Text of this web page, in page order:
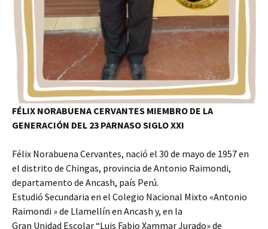
FÉLIX NORABUENA CERVANTES MIEMBRO DE LA
GENERACIÓN DEL 23 PARNASO SIGLO XXI
Félix Norabuena Cervantes, nació el 30 de mayo de 1957 en
el distrito de Chingas, provincia de Antonio Raimondi,
departamento de Ancash, país Perú.
Estudió Secundaria en el Colegio Nacional Mixto «Antonio
Raimondi » de Llamellín en Ancash y, en la
Gran Unidad Escolar “Luis Fabio Xammar Jurado» de